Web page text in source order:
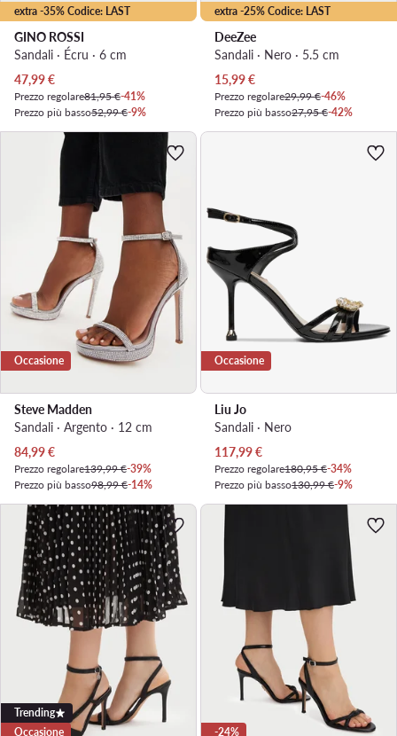
extra -35% Codice: LAST
GINO ROSSI
Sandali · Écru · 6 cm
Prezzo attuale
47,99€
Prezzo regolare81,95 €-41%
Prezzo più basso52,99 €-9%
extra -25% Codice: LAST
DeeZee
Sandali · Nero · 5.5 cm
Prezzo attuale
15,99€
Prezzo regolare29,99 €-46%
Prezzo più basso27,95 €-42%
Occasione
Steve Madden
Sandali · Argento · 12 cm
Prezzo attuale
84,99€
Prezzo regolare139,99 €-39%
Prezzo più basso98,99 €-14%
Occasione
Liu Jo
Sandali · Nero
Prezzo attuale
117,99€
Prezzo regolare180,95 €-34%
Prezzo più basso130,99 €-9%
Trending
Occasione
-24%